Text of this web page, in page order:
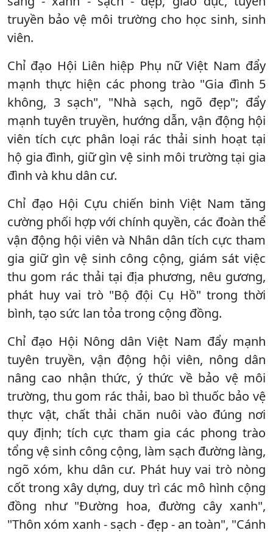
truyền bảo vệ môi trường cho học sinh, sinh
viên.
Chỉ đạo Hội Liên hiệp Phụ nữ Việt Nam đẩy
mạnh thực hiện các phong trào "Gia đình 5
không, 3 sạch", "Nhà sạch, ngõ đẹp"; đẩy
mạnh tuyên truyền, hướng dẫn, vận động hội
viên tích cực phân loại rác thải sinh hoạt tại
hộ gia đình, giữ gìn vệ sinh môi trường tại gia
đình và khu dân cư.
Chỉ đạo Hội Cựu chiến binh Việt Nam tăng
cường phối hợp với chính quyền, các đoàn thể
vận động hội viên và Nhân dân tích cực tham
gia giữ gìn vệ sinh công cộng, giám sát việc
thu gom rác thải tại địa phương, nêu gương,
phát huy vai trò "Bộ đội Cụ Hồ" trong thời
bình, tạo sức lan tỏa trong cộng đồng.
Chỉ đạo Hội Nông dân Việt Nam đẩy mạnh
tuyên truyền, vận động hội viên, nông dân
nâng cao nhận thức, ý thức về bảo vệ môi
trường, thu gom rác thải, bao bì thuốc bảo vệ
thực vật, chất thải chăn nuôi vào đúng nơi
quy định; tích cực tham gia các phong trào
tổng vệ sinh công cộng, làm sạch đường làng,
ngõ xóm, khu dân cư. Phát huy vai trò nòng
cốt trong xây dựng, duy trì các mô hình cộng
đồng như "Đường hoa, đường cây xanh",
"Thôn xóm xanh - sạch - đẹp - an toàn", "Cánh